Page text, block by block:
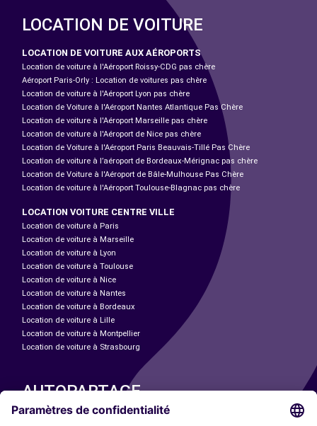
LOCATION DE VOITURE
LOCATION DE VOITURE AUX AÉROPORTS
Location de voiture à l'Aéroport Roissy-CDG pas chère
Aéroport Paris-Orly : Location de voitures pas chère
Location de voiture à l'Aéroport Lyon pas chère
Location de Voiture à l'Aéroport Nantes Atlantique Pas Chère
Location de voiture à l'Aéroport Marseille pas chère
Location de voiture à l'Aéroport de Nice pas chère
Location de Voiture à l'Aéroport Paris Beauvais-Tillé Pas Chère
Location de voiture à l’aéroport de Bordeaux-Mérignac pas chère
Location de Voiture à l'Aéroport de Bâle-Mulhouse Pas Chère
Location de voiture à l'Aéroport Toulouse-Blagnac pas chère
LOCATION VOITURE CENTRE VILLE
Location de voiture à Paris
Location de voiture à Marseille
Location de voiture à Lyon
Location de voiture à Toulouse
Location de voiture à Nice
Location de voiture à Nantes
Location de voiture à Bordeaux
Location de voiture à Lille
Location de voiture à Montpellier
Location de voiture à Strasbourg
AUTOPARTAGE